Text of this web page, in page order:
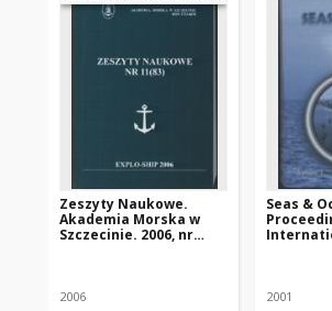
Zeszyty Naukowe.
Akademia Morska w
Szczecinie. 2006, nr
2006
Seas &
- 22
2001